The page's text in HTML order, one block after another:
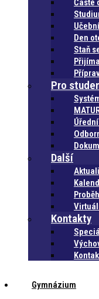
Časté
Den
Staň
Pro
Další
Kontakty
Gymnázium